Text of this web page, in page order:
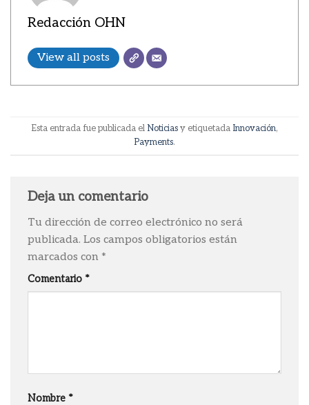
Redacción OHN
View all posts
Esta entrada fue publicada el Noticiasy etiquetada Innovación,
Payments.
Deja un comentario
Tu dirección de correo electrónico no será
publicada. Los campos obligatorios están
marcados con *
Comentario *
Nombre *